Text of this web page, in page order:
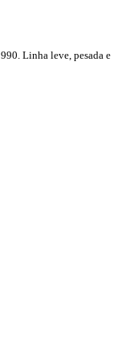
Linha leve, pesada e